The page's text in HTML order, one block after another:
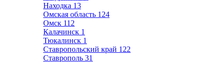
Находка 13
Омская область 124
Омск 112
Калачинск 1
Тюкалинск 1
Ставропольский край 122
Ставрополь 31